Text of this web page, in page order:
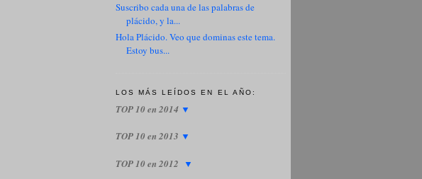
Suscribo cada una de las palabras de
plácido, y la...
Hola Plácido. Veo que dominas este tema.
Estoy bus...
LOS MÁS LEÍDOS EN EL AÑO:
TOP 10 en 2014 ▼
TOP 10 en 2013 ▼
TOP 10 en 2012 ▼